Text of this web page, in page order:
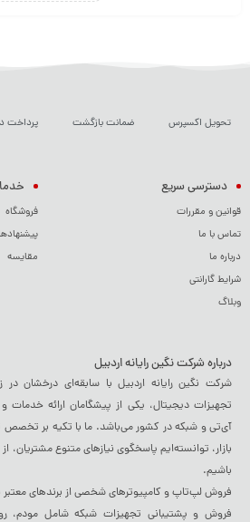
تحویل اکسپرس ضمانت بازگشت پرداخت
دسترسی سریع
قوانین و مقررات
تماس با ما
درباره ما
شرایط گارانتی
وبلاگ
فروشگاه
مقایسه
درباره شرکت نگین رایانه اردبیل
شرکت نگین رایانه اردبیل با سابقه‌ای درخشان
تجهیزات دیجیتال، یکی از پیشگامان ارائه
آی‌تی و شبکه در کشور می‌باشد. ما با تکیه بر تخصص
بازار، توانسته‌ایم پاسخگوی نیازهای متنوع مشتریان،
باشیم.
فروش لپ‌تاپ و کامپیوترهای شخصی از برندهای معتبر
فروش و پشتیبانی تجهیزات شبکه شامل مودم،